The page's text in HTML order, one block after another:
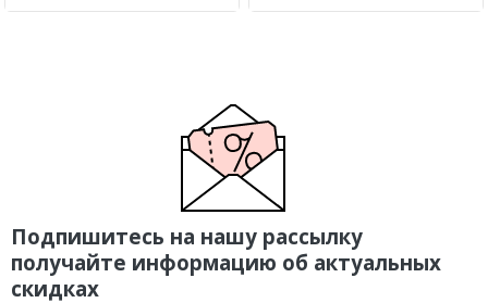
Подпишитесь на нашу рассылку
получайте информацию об актуальных
скидках